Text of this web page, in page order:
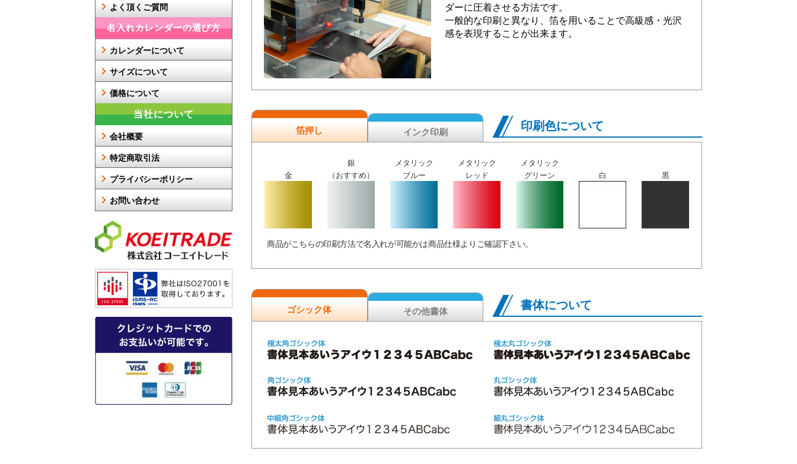
ダーに圧着させる方法です。
一般的な印刷と異なり、箔を用いることで高級感・光沢
感を表現することが出来ます。
印刷色について
箔押し インク印刷
金
銀
（おすすめ）
メタリック
ブルー
メタリック
レッド
メタリック
グリーン
白 黒
商品がこちらの印刷方法で名入れが可能かは商品仕様よりご確認下さい。
書体について
ゴシック体 その他書体
よく頂くご質問
名入れカレンダーの選び方
カレンダーについて
サイズについて
価格について
当社について
会社概要
特定商取引法
プライバシーポリシー
お問い合わせ